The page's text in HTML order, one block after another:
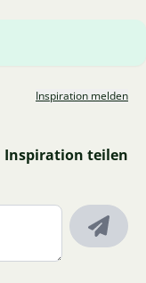
Inspiration melden
Inspiration teilen